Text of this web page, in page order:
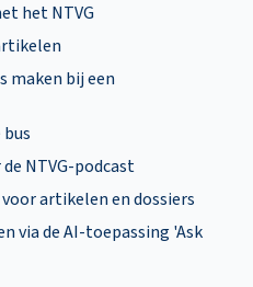
het NTVG
maken bij een
NTVG-podcast
artikelen en dossiers
via de AI-toepassing 'Ask